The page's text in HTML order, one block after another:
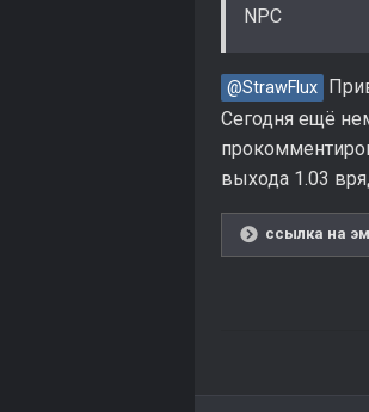
NPC
@StrawFlux
Сегодня ещё
выхода 1.03
ссылка на